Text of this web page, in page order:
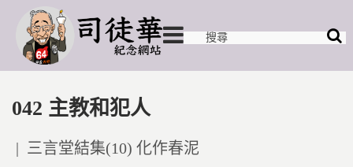
042 主教和犯人
Posted
三言堂結集(10) 化作春泥